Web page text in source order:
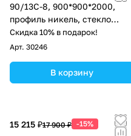
90/13C-8, 900*900*2000,
профиль никель, стекло
прозрачное 8 мм
Скидка 10% в подарок!
Арт. 30246
В корзину
15 215 ₽17 900 ₽ -15%